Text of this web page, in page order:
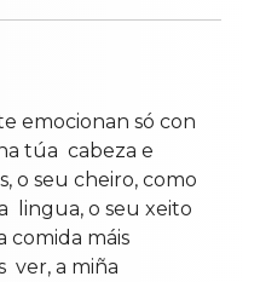
emocionan só con
túa cabeza e
o seu cheiro, como
lingua, o seu xeito
comida máis
ver, a miña